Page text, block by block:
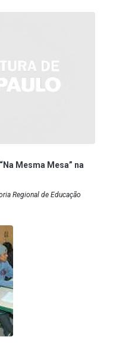
Mesma Mesa” na
Regional de Educação